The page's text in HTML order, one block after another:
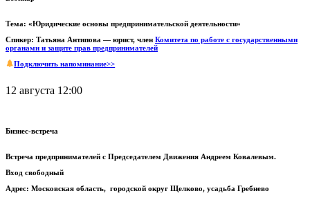
Тема: «Юридические основы предпринимательской деятельности»
Спикер: Татьяна Антипова — юрист, член Комитета по работе с государственными
органами и защите прав предпринимателей
Подключить напоминание>>
12 августа 12:00
Бизнес-встреча
Встреча предпринимателей с Председателем Движения Андреем Ковалевым.
Вход свободный
Адрес: Московская область, городской округ Щелково, усадьба Гребнево